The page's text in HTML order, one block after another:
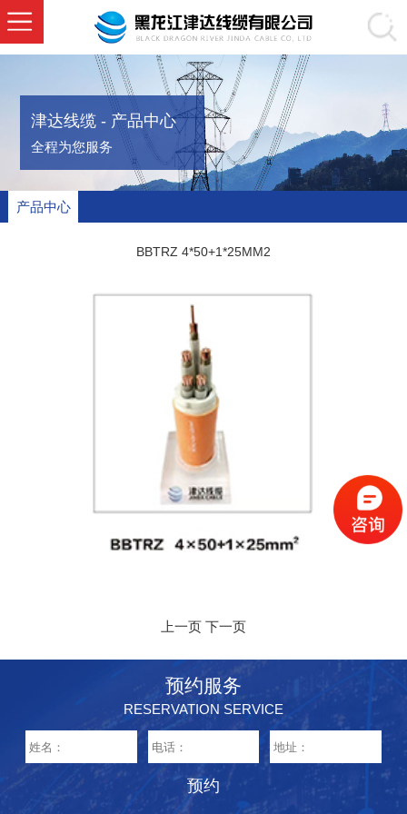
津达线缆 - 产品中心
全程为您服务
产品中心
BBTRZ 4*50+1*25MM2
上一页 下一页
预约服务
RESERVATION SERVICE